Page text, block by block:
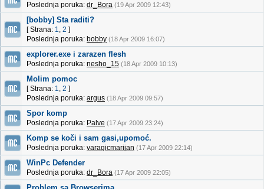
Poslednja poruka: dr_Bora (19 Apr 2009 12:43)
[bobby] Sta raditi?
[ Strana: 1, 2 ]
Poslednja poruka: bobby (18 Apr 2009 16:07)
explorer.exe i zarazen flesh
Poslednja poruka: nesho_15 (18 Apr 2009 10:13)
Molim pomoc
[ Strana: 1, 2 ]
Poslednja poruka: argus (18 Apr 2009 09:57)
Spor komp
Poslednja poruka: Palve (17 Apr 2009 23:24)
Komp se koči i sam gasi,upomoć.
Poslednja poruka: varagicmarijan (17 Apr 2009 22:14)
WinPc Defender
Poslednja poruka: dr_Bora (17 Apr 2009 22:05)